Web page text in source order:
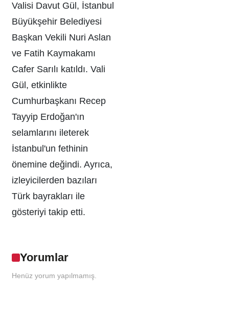
Valisi Davut Gül, İstanbul
Büyükşehir Belediyesi
Başkan Vekili Nuri Aslan
ve Fatih Kaymakamı
Cafer Sarılı katıldı. Vali
Gül, etkinlikte
Cumhurbaşkanı Recep
Tayyip Erdoğan'ın
selamlarını ileterek
İstanbul'un fethinin
önemine değindi. Ayrıca,
izleyicilerden bazıları
Türk bayrakları ile
gösteriyi takip etti.
Yorumlar
Henüz yorum yapılmamış.